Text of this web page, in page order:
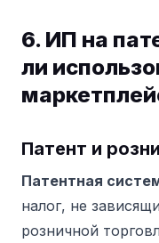
6. ИП на
ли
Патент и
Патентная
налог, не
розничной